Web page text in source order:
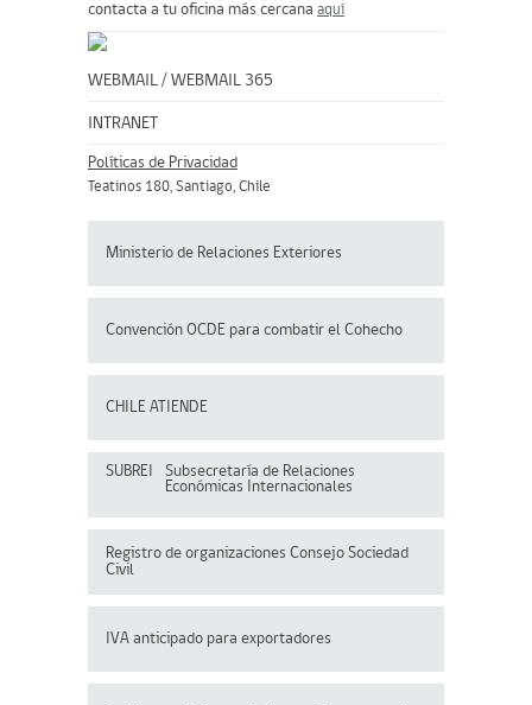
contacta a tu oficina más cercana aquí
WEBMAIL / WEBMAIL 365
INTRANET
Políticas de Privacidad
Teatinos 180, Santiago, Chile
Ministerio de Relaciones Exteriores
Convención OCDE para combatir el Cohecho
CHILE ATIENDE
SUBREI
Subsecretaría de Relaciones
Económicas Internacionales
Registro de organizaciones Consejo Sociedad
Civil
IVA anticipado para exportadores